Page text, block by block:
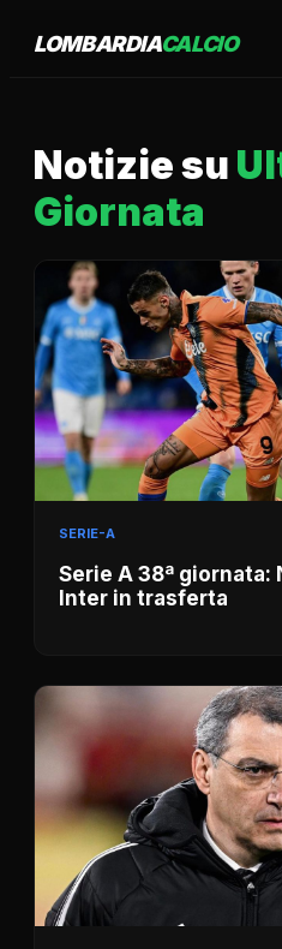
LOMBARDIACALCIO
Notizie su
Giornata
SERIE-A
Serie A 38ª giornata:
Inter in trasferta